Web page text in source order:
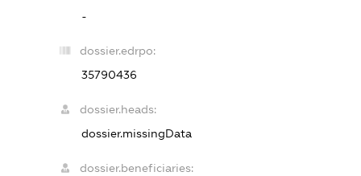
-
dossier.edrpo:
35790436
dossier.heads:
dossier.missingData
dossier.beneficiaries: